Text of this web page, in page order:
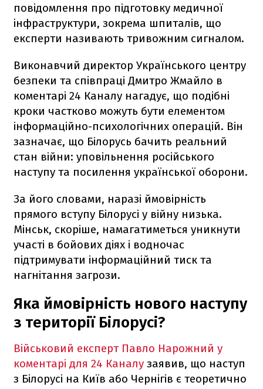
повідомлення про підготовку медичної
інфраструктури, зокрема шпиталів, що
експерти називають тривожним сигналом.
Виконавчий директор Українського центру
безпеки та співпраці Дмитро Жмайло в
коментарі 24 Каналу нагадує, що подібні
кроки частково можуть бути елементом
інформаційно-психологічних операцій. Він
зазначає, що Білорусь бачить реальний
стан війни: уповільнення російського
наступу та посилення української оборони.
За його словами, наразі ймовірність
прямого вступу Білорусі у війну низька.
Мінськ, скоріше, намагатиметься уникнути
участі в бойових діях і водночас
підтримувати інформаційний тиск та
нагнітання загрози.
Яка ймовірність нового наступу
з території Білорусі?
Військовий експерт Павло Нарожний у
коментарі для 24 Каналу заявив, що наступ
з Білорусі на Київ або Чернігів є теоретично